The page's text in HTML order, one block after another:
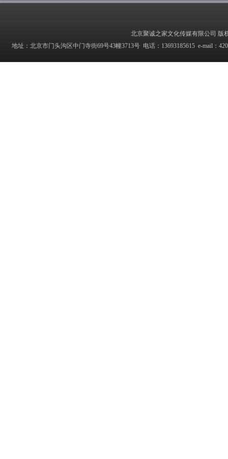
北京聚诚之家文化传媒有限公司 版
地址：北京市门头沟区中门寺街69号43幢3713号 电话：13693185615 e-mail：